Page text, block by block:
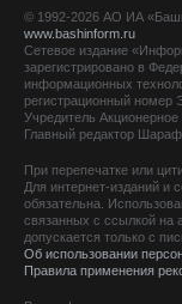
© 1992-2026 АО ИА
www.bashinform.ru
Сетевое издание
зарегистрировано в
информационных
регистрационный
Учредитель
Главный редактор
При перепечатке или
Для интернет-изданий и
обязательна.
связанных с ссылкой на
допускается только с
Об использовании
Правила применения